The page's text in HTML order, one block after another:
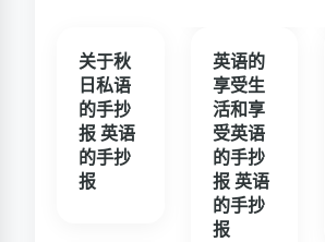
关于秋
日私语
的手抄
报 英语
的手抄
报
英语的
享受生
活和享
受英语
的手抄
报 英语
的手抄
报